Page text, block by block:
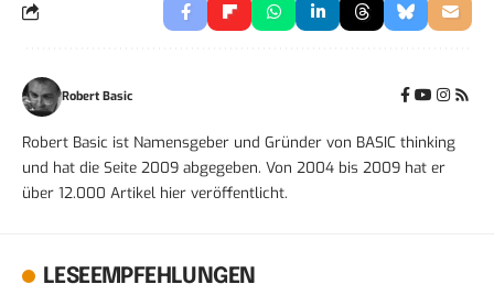
Robert Basic
Robert Basic ist Namensgeber und Gründer von BASIC thinking
und hat die Seite 2009 abgegeben. Von 2004 bis 2009 hat er
über 12.000 Artikel hier veröffentlicht.
LESEEMPFEHLUNGEN